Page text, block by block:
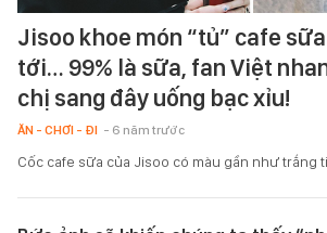
Jisoo khoe món “tủ” cafe
tới… 99% là sữa, fan Việt
chị sang đây uống bạc xỉu!
ĂN - CHƠI - ĐI - 6 năm trước
Cốc cafe sữa của Jisoo có màu gần như trắng